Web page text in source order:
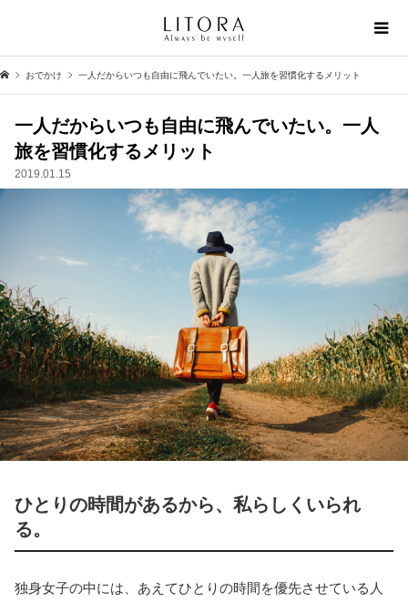
おでかけ 一人だからいつも自由に飛んでいたい。一人旅を習慣化するメリット
一人だからいつも自由に飛んでいたい。一人
旅を習慣化するメリット
2019.01.15
ひとりの時間があるから、私らしくいられ
る。
独身女子の中には、あえてひとりの時間を優先させている人